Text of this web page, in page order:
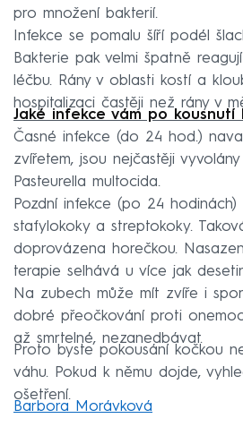
pro množení bakterií.
Infekce se pomalu šíří podél
Bakterie pak velmi špatně
léčbu. Rány v oblasti kostí a
hospitalizaci častěji než rány v
Jaké infekce vám po kousnutí
Časné infekce (do 24 hod.)
zvířetem, jsou nejčastěji
Pasteurella multocida.
Pozdní infekce (po 24 hodinách)
stafylokoky a streptokoky.
doprovázena horečkou.
terapie selhává u více jak
Na zubech může mít zvíře i
dobré přeočkování proti
až smrtelné, nezanedbávat.
Proto byste pokousání kočkou
váhu. Pokud k němu dojde,
ošetření.
Barbora Morávková